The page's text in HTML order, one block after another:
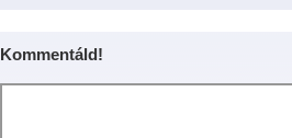
Kommentáld!